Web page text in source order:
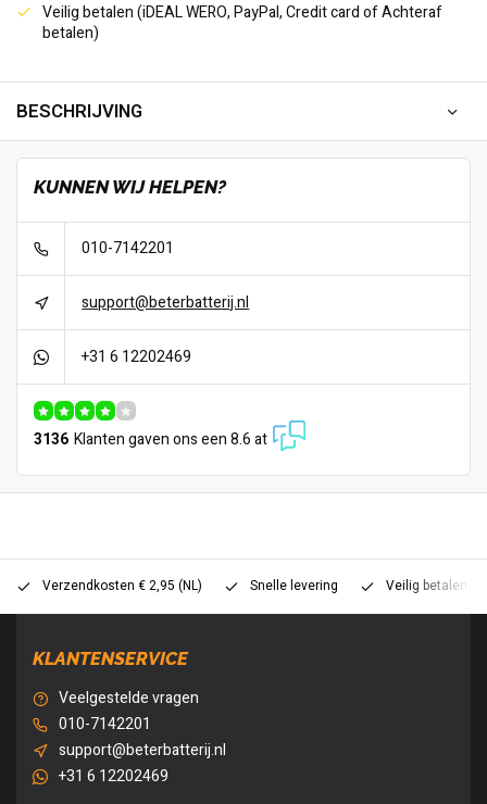
Veilig betalen (iDEAL WERO, PayPal, Credit card of Achteraf
betalen)
BESCHRIJVING
KUNNEN WIJ HELPEN?
010-7142201
support@beterbatterij.nl
+31 6 12202469
3136 Klanten gaven ons een 8.6 at
Verzendkosten € 2,95 (NL) Snelle levering Veilig betalen
KLANTENSERVICE
Veelgestelde vragen
010-7142201
support@beterbatterij.nl
+31 6 12202469